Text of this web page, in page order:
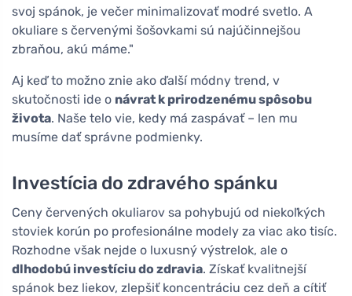
svoj spánok, je večer minimalizovať modré svetlo. A
okuliare s červenými šošovkami sú najúčinnejšou
zbraňou, akú máme."
Aj keď to možno znie ako ďalší módny trend, v
skutočnosti ide o návrat k prirodzenému spôsobu
života. Naše telo vie, kedy má zaspávať – len mu
musíme dať správne podmienky.
Investícia do zdravého spánku
Ceny červených okuliarov sa pohybujú od niekoľkých
stoviek korún po profesionálne modely za viac ako tisíc.
Rozhodne však nejde o luxusný výstrelok, ale o
dlhodobú investíciu do zdravia. Získať kvalitnejší
spánok bez liekov, zlepšiť koncentráciu cez deň a cítiť